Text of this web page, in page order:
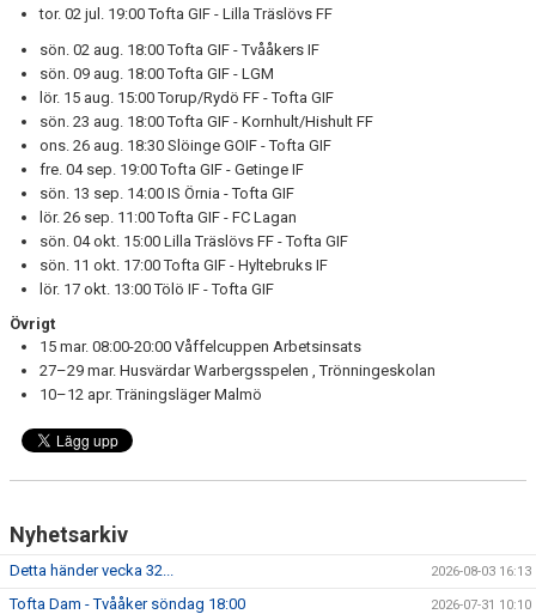
tor. 02 jul. 19:00 Tofta GIF - Lilla Träslövs FF
sön. 02 aug. 18:00Tofta GIF - Tvååkers IF
sön. 09 aug. 18:00Tofta GIF - LGM
lör. 15 aug. 15:00 Torup/Rydö FF - Tofta GIF
sön. 23 aug. 18:00 Tofta GIF - Kornhult/Hishult FF
ons. 26 aug. 18:30 Slöinge GOIF - Tofta GIF
fre. 04 sep. 19:00Tofta GIF - Getinge IF
sön. 13 sep. 14:00 IS Örnia - Tofta GIF
lör. 26 sep. 11:00 Tofta GIF - FC Lagan
sön. 04 okt. 15:00 Lilla Träslövs FF - Tofta GIF
sön. 11 okt. 17:00 Tofta GIF - Hyltebruks IF
lör. 17 okt. 13:00 Tölö IF - Tofta GIF
Övrigt
15 mar. 08:00-20:00 Våffelcuppen Arbetsinsats
27–29 mar. Husvärdar Warbergsspelen , Trönningeskolan
10–12 apr. Träningsläger Malmö
Nyhetsarkiv
Detta händer vecka 32... 2026-08-03 16:13
Tofta Dam - Tvååker söndag 18:00 2026-07-31 10:10